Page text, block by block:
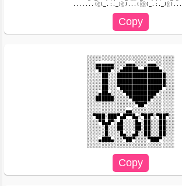
░░░░░░░░░░░░░░░░░░░░░░░░░░░░░
░░░▄▄▄▄▄▄░░░░▄▄▄░░░░▄▄▄░░░░░░
░░░▀████▀░░▄█████▄▄█████▄░░░░
░░░░░██░░░████████████████░░░
░░░░░██░░░████████████████░░░
░░░░░██░░░▀██████████████▀░░░
░░░░▄██▄░░░░▀██████████▀░░░░░
░░░██████░░░░░▀██████▀░░░░░░░
░░░░░░░░░░░░░░░░▀██▀░░░░░░░░░
░░░░░░░░░░░░░▄▄░░░░░░░░░░░░░░
░░▀███░███▀▄█▀▀█▄░▀██▀░▀██▀░░
░░░░▀█▄█▀░▄█░░░░█▄░██░░░██░░░
░░░░░░█░░░██░░░░██░██░░░██░░░
░░░░░░█░░░░█▄░░▄█░░██░░░██░░░
░░░░▄███▄░░░▀██▀░░░░▀███▀░░░░